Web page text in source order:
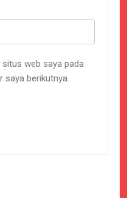
situs web saya pada
saya berikutnya.